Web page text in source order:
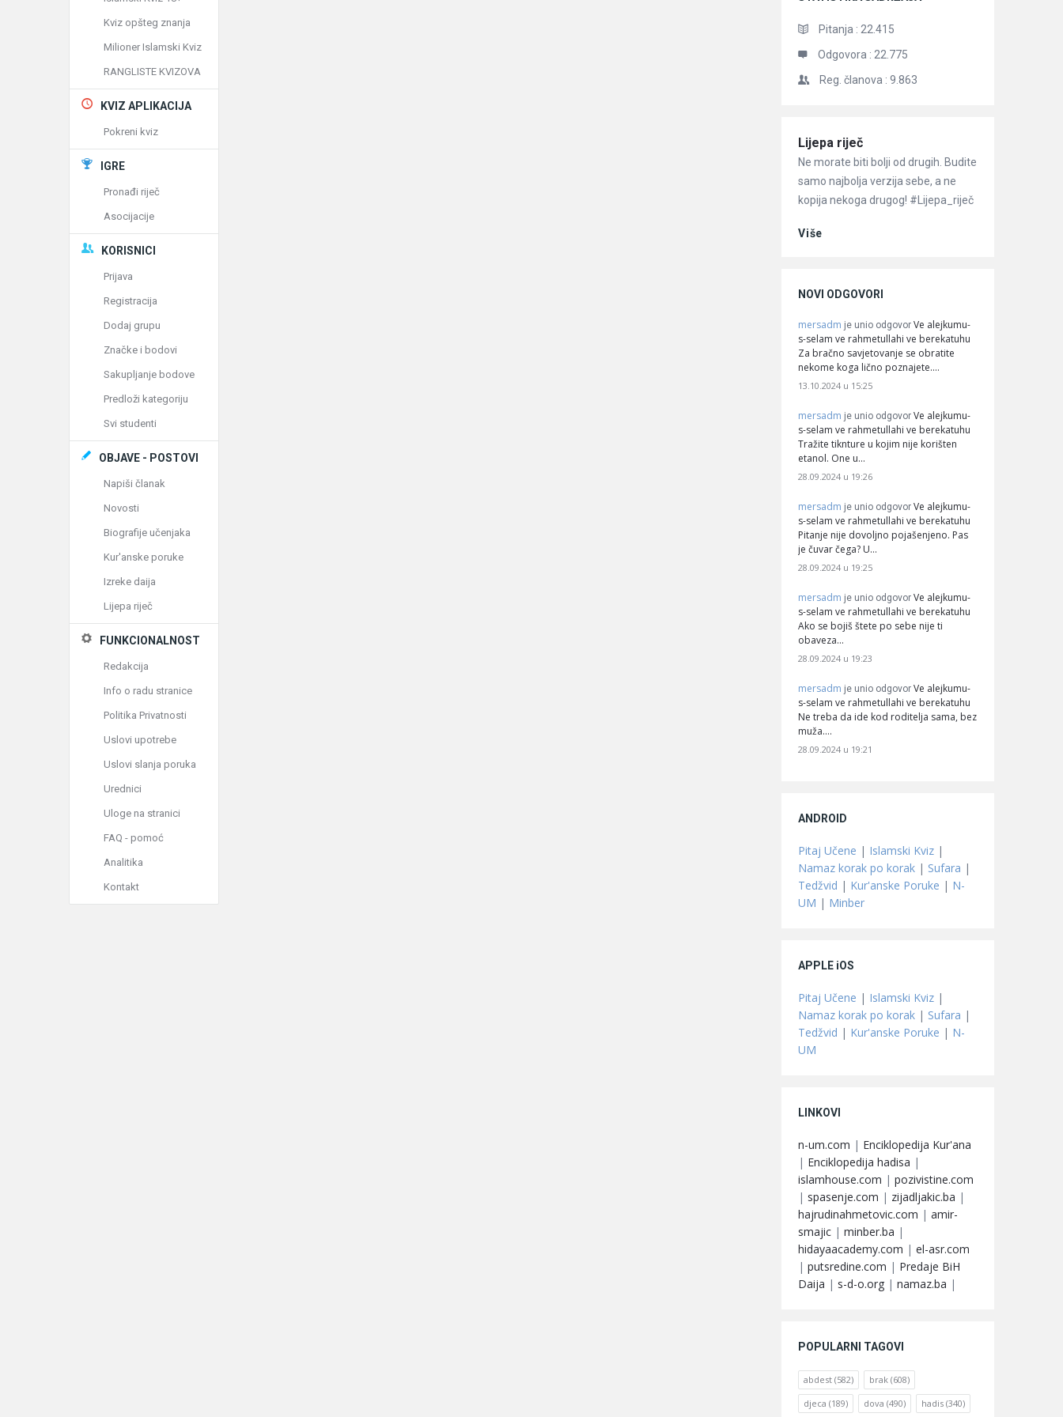
Pitanja : 22.415
Odgovora : 22.775
Reg. članova : 9.863
Članci
Lijepa riječ
Ne morate biti bolji od drugih. Budite
samo najbolja verzija sebe, a ne
kopija nekoga drugog! #Lijepa_riječ
Više
NOVI ODGOVORI
mersadm je unio odgovor Ve alejkumu-
s-selam ve rahmetullahi ve berekatuhu
Za bračno savjetovanje se obratite
nekome koga lično poznajete.…
13.10.2024 u 15:25
mersadm je unio odgovor Ve alejkumu-
s-selam ve rahmetullahi ve berekatuhu
Tražite tiknture u kojim nije korišten
etanol. One u…
28.09.2024 u 19:26
mersadm je unio odgovor Ve alejkumu-
s-selam ve rahmetullahi ve berekatuhu
Pitanje nije dovoljno pojašenjeno. Pas
je čuvar čega? U…
28.09.2024 u 19:25
mersadm je unio odgovor Ve alejkumu-
s-selam ve rahmetullahi ve berekatuhu
Ako se bojiš štete po sebe nije ti
obaveza…
28.09.2024 u 19:23
mersadm je unio odgovor Ve alejkumu-
s-selam ve rahmetullahi ve berekatuhu
Ne treba da ide kod roditelja sama, bez
muža.…
28.09.2024 u 19:21
ANDROID
Pitaj Učene | Islamski Kviz |
Namaz korak po korak | Sufara |
Tedžvid | Kur'anske Poruke | N-
UM | Minber
APPLE iOS
Pitaj Učene | Islamski Kviz |
Namaz korak po korak | Sufara |
Tedžvid | Kur'anske Poruke | N-
UM
LINKOVI
n-um.com | Enciklopedija Kur'ana
| Enciklopedija hadisa |
islamhouse.com | pozivistine.com
| spasenje.com | zijadljakic.ba |
hajrudinahmetovic.com | amir-
smajic | minber.ba |
hidayaacademy.com | el-asr.com
| putsredine.com | Predaje BiH
Daija | s-d-o.org | namaz.ba |
POPULARNI TAGOVI
abdest (582) brak (608)
djeca (189) dova (490) hadis (340)
Kviz opšteg znanja
Milioner Islamski Kviz
RANGLISTE KVIZOVA
KVIZ APLIKACIJA
Pokreni kviz
IGRE
Pronađi riječ
Asocijacije
KORISNICI
Prijava
Registracija
Dodaj grupu
Značke i bodovi
Sakupljanje bodove
Predloži kategoriju
Svi studenti
OBJAVE - POSTOVI
Napiši članak
Novosti
Biografije učenjaka
Kur'anske poruke
Izreke daija
Lijepa riječ
FUNKCIONALNOST
Redakcija
Info o radu stranice
Politika Privatnosti
Uslovi upotrebe
Uslovi slanja poruka
Urednici
Uloge na stranici
FAQ - pomoć
Analitika
Kontakt